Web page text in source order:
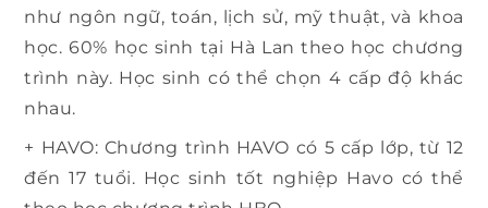
như ngôn ngữ, toán, lịch sử, mỹ thuật, và khoa
học. 60% học sinh tại Hà Lan theo học chương
trình này. Học sinh có thể chọn 4 cấp độ khác
nhau.
+ HAVO: Chương trình HAVO có 5 cấp lớp, từ 12
đến 17 tuổi. Học sinh tốt nghiệp Havo có thể